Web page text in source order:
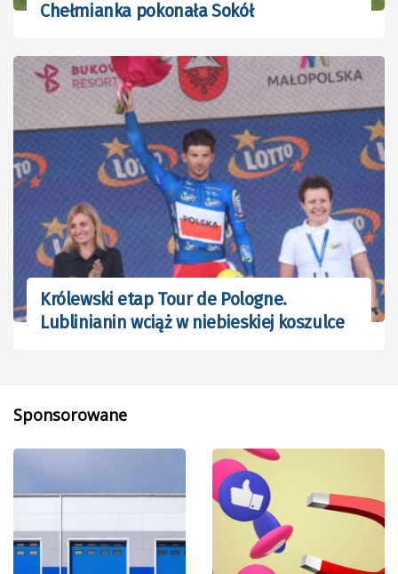
Chełmianka pokonała Sokół
Królewski etap Tour de Pologne.
Lublinianin wciąż w niebieskiej koszulce
Sponsorowane